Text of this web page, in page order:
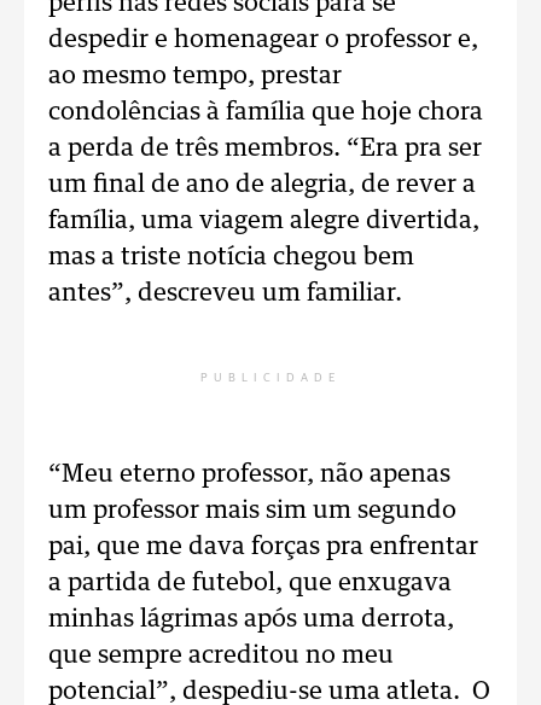
despedir e homenagear o professor e,
ao mesmo tempo, prestar
condolências à família que hoje chora
a perda de três membros. “Era pra ser
um final de ano de alegria, de rever a
família, uma viagem alegre divertida,
mas a triste notícia chegou bem
antes”, descreveu um familiar.
PUBLICIDADE
“Meu eterno professor, não apenas
um professor mais sim um segundo
pai, que me dava forças pra enfrentar
a partida de futebol, que enxugava
minhas lágrimas após uma derrota,
que sempre acreditou no meu
potencial”, despediu-se uma atleta. O